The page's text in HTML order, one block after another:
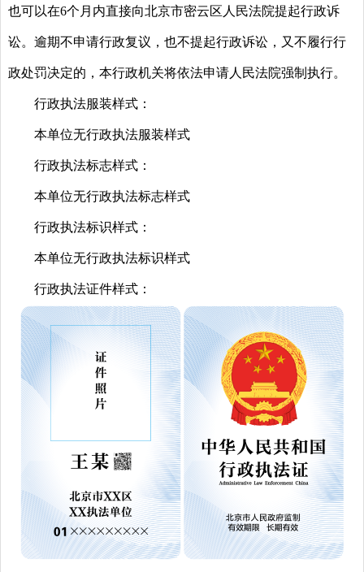
也可以在6个月内直接向北京市密云区人民法院提起行政诉
讼。逾期不申请行政复议，也不提起行政诉讼，又不履行行
政处罚决定的，本行政机关将依法申请人民法院强制执行。
行政执法服装样式：
本单位无行政执法服装样式
行政执法标志样式：
本单位无行政执法标志样式
行政执法标识样式：
本单位无行政执法标识样式
行政执法证件样式：